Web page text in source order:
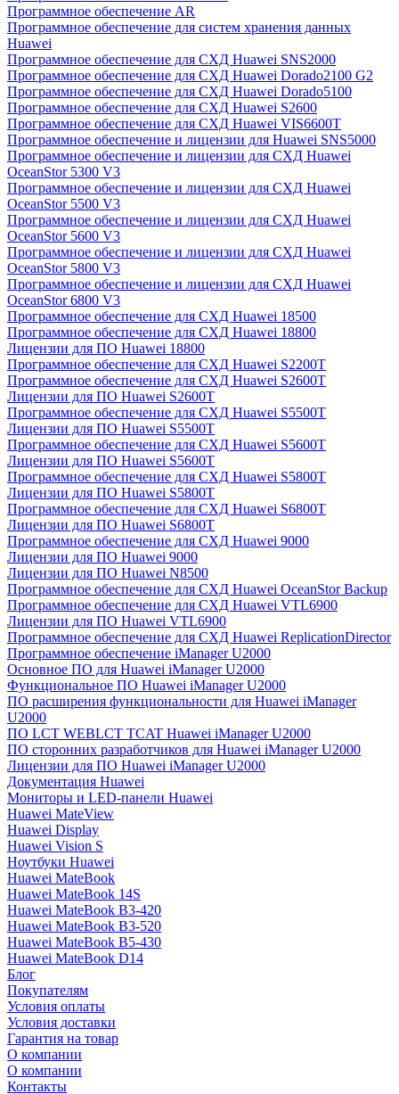
Программное обеспечение AR
Программное обеспечение для систем хранения данных
Huawei
Программное обеспечение для СХД Huawei SNS2000
Программное обеспечение для СХД Huawei Dorado2100 G2
Программное обеспечение для СХД Huawei Dorado5100
Программное обеспечение для СХД Huawei S2600
Программное обеспечение для СХД Huawei VIS6600T
Программное обеспечение и лицензии для Huawei SNS5000
Программное обеспечение и лицензии для СХД Huawei
OceanStor 5300 V3
Программное обеспечение и лицензии для СХД Huawei
OceanStor 5500 V3
Программное обеспечение и лицензии для СХД Huawei
OceanStor 5600 V3
Программное обеспечение и лицензии для СХД Huawei
OceanStor 5800 V3
Программное обеспечение и лицензии для СХД Huawei
OceanStor 6800 V3
Программное обеспечение для СХД Huawei 18500
Программное обеспечение для СХД Huawei 18800
Лицензии для ПО Huawei 18800
Программное обеспечение для СХД Huawei S2200T
Программное обеспечение для СХД Huawei S2600T
Лицензии для ПО Huawei S2600T
Программное обеспечение для СХД Huawei S5500T
Лицензии для ПО Huawei S5500T
Программное обеспечение для СХД Huawei S5600T
Лицензии для ПО Huawei S5600T
Программное обеспечение для СХД Huawei S5800T
Лицензии для ПО Huawei S5800T
Программное обеспечение для СХД Huawei S6800T
Лицензии для ПО Huawei S6800T
Программное обеспечение для СХД Huawei 9000
Лицензии для ПО Huawei 9000
Лицензии для ПО Huawei N8500
Программное обеспечение для СХД Huawei OceanStor Backup
Программное обеспечение для СХД Huawei VTL6900
Лицензии для ПО Huawei VTL6900
Программное обеспечение для СХД Huawei ReplicationDirector
Программное обеспечение iManager U2000
Основное ПО для Huawei iManager U2000
Функциональное ПО Huawei iManager U2000
ПО расширения функциональности для Huawei iManager
U2000
ПО LCT WEBLCT TCAT Huawei iManager U2000
ПО сторонних разработчиков для Huawei iManager U2000
Лицензии для ПО Huawei iManager U2000
Документация Huawei
Мониторы и LED-панели Huawei
Huawei MateView
Huawei Display
Huawei Vision S
Ноутбуки Huawei
Huawei MateBook
Huawei MateBook 14S
Huawei MateBook B3-420
Huawei MateBook B3-520
Huawei MateBook B5-430
Huawei MateBook D14
Блог
Покупателям
Условия оплаты
Условия доставки
Гарантия на товар
О компании
О компании
Контакты